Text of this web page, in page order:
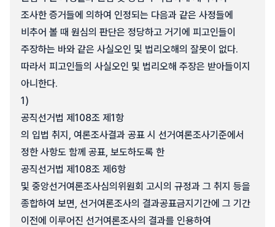
조사한 증거들에 의하여 인정되는 다음과 같은 사정들에
비추어 볼 때 원심의 판단은 정당하고 거기에 피고인들이
주장하는 바와 같은 사실오인 및 법리오해의 잘못이 없다.
따라서 피고인들의 사실오인 및 법리오해 주장은 받아들이지
아니한다.
1)
공직선거법 제108조 제1항
의 입법 취지, 여론조사결과 공표 시 선거여론조사기준에서
정한 사항도 함께 공표, 보도하도록 한
공직선거법 제108조 제6항
및 중앙선거여론조사심의위원회 고시의 규정과 그 취지 등을
종합하여 보면, 선거여론조사의 결과공표금지기간에 그 기간
이전에 이루어진 선거여론조사의 결과를 인용하여